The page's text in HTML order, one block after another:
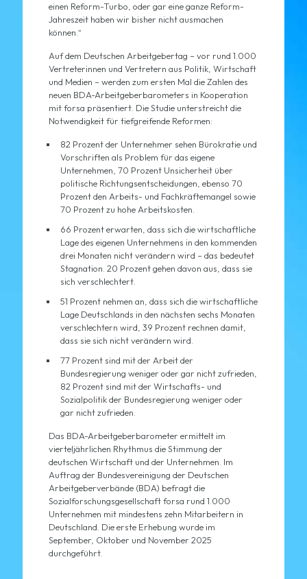
einen Reform-Turbo, oder gar eine ganze Reform-
Jahreszeit haben wir bisher nicht ausmachen
können.“
Auf dem Deutschen Arbeitgebertag – vor rund 1.000
Vertreterinnen und Vertretern aus Politik, Wirtschaft
und Medien – werden zum ersten Mal die Zahlen des
neuen BDA-Arbeitgeberbarometers in Kooperation
mit forsa präsentiert. Die Studie unterstreicht die
Notwendigkeit für tiefgreifende Reformen:
82 Prozent der Unternehmer sehen Bürokratie und
Vorschriften als Problem für das eigene
Unternehmen, 70 Prozent Unsicherheit über
politische Richtungsentscheidungen, ebenso 70
Prozent den Arbeits- und Fachkräftemangel sowie
70 Prozent zu hohe Arbeitskosten.
66 Prozent erwarten, dass sich die wirtschaftliche
Lage des eigenen Unternehmens in den kommenden
drei Monaten nicht verändern wird – das bedeutet
Stagnation. 20 Prozent gehen davon aus, dass sie
sich verschlechtert.
51 Prozent nehmen an, dass sich die wirtschaftliche
Lage Deutschlands in den nächsten sechs Monaten
verschlechtern wird, 39 Prozent rechnen damit,
dass sie sich nicht verändern wird.
77 Prozent sind mit der Arbeit der
Bundesregierung weniger oder gar nicht zufrieden,
82 Prozent sind mit der Wirtschafts- und
Sozialpolitik der Bundesregierung weniger oder
gar nicht zufrieden.
Das BDA-Arbeitgeberbarometer ermittelt im
vierteljährlichen Rhythmus die Stimmung der
deutschen Wirtschaft und der Unternehmen. Im
Auftrag der Bundesvereinigung der Deutschen
Arbeitgeberverbände (BDA) befragt die
Sozialforschungsgesellschaft forsa rund 1.000
Unternehmen mit mindestens zehn Mitarbeitern in
Deutschland. Die erste Erhebung wurde im
September, Oktober und November 2025
durchgeführt.